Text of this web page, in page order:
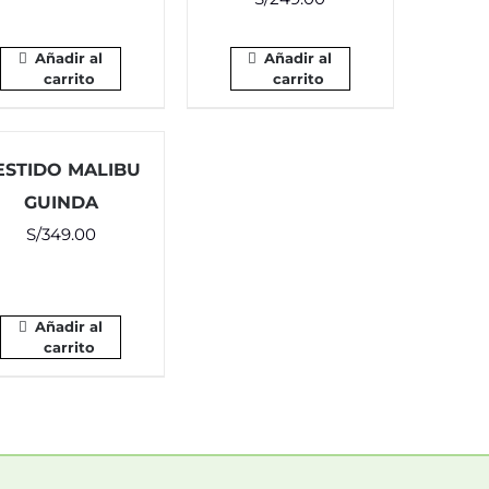
Añadir al
carrito
Añadir al
carrito
MALIBU
GUINDA
S/349.00
Añadir al
carrito